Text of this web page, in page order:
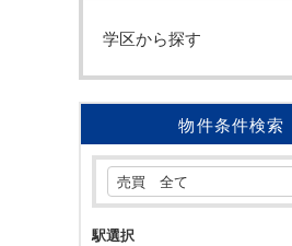
学区から探す
物件条件検索
駅選択